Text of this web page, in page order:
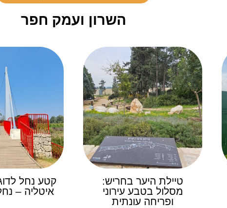
השרון ועמק חפר
טיילת היער בחריש:
מסלול בטבע עירוני
ופריחה עונתית
קטע נחל
איטליה –